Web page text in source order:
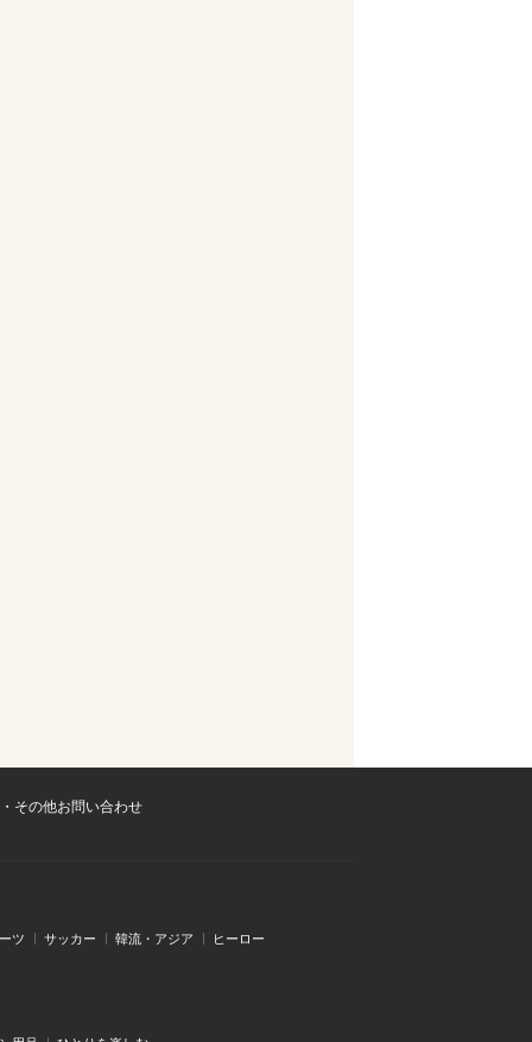
その他お問い合わせ
ツ サッカー 韓流・アジア ヒーロー